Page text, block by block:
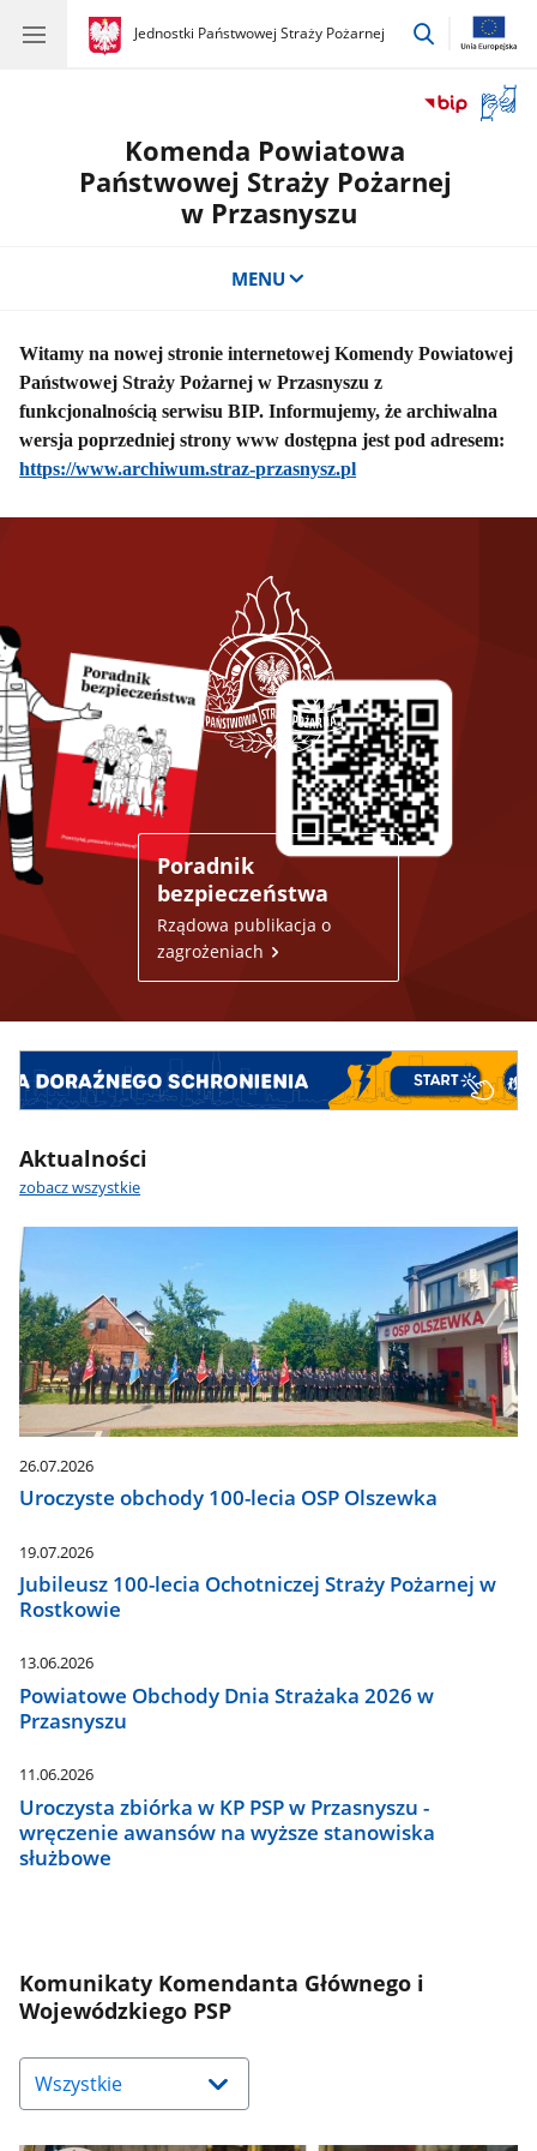
gov.pl
Jednostki Państwowej Straży Pożarnej
gov.pl
Jednostki
przejdź
okno
Komenda Powiatowa
Państwowej Straży Pożarnej
w Przasnyszu
MENU
Witamy na nowej stronie internetowej Komendy Powiatowej
Państwowej Straży Pożarnej w Przasnyszu z
funkcjonalnością serwisu BIP. Informujemy, że archiwalna
wersja poprzedniej strony www dostępna jest pod adresem:
https://www.archiwum.straz-przasnysz.pl
Poradnik
bezpieczeństwa
Rządowa publikacja o
zagrożeniach
Aktualności
zobacz wszystkie
26.07.2026
Uroczyste obchody 100-lecia OSP Olszewka
19.07.2026
Jubileusz 100-lecia Ochotniczej Straży Pożarnej w
Rostkowie
13.06.2026
Powiatowe Obchody Dnia Strażaka 2026 w
Przasnyszu
11.06.2026
Uroczysta zbiórka w KP PSP w Przasnyszu -
wręczenie awansów na wyższe stanowiska
służbowe
Komunikaty Komendanta Głównego i
Wojewódzkiego PSP
Naciśnij
strzałkę
w